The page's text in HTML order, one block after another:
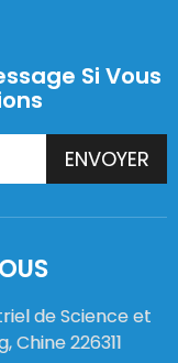
Si Vous
ENVOYER
de Science et
Chine 226311